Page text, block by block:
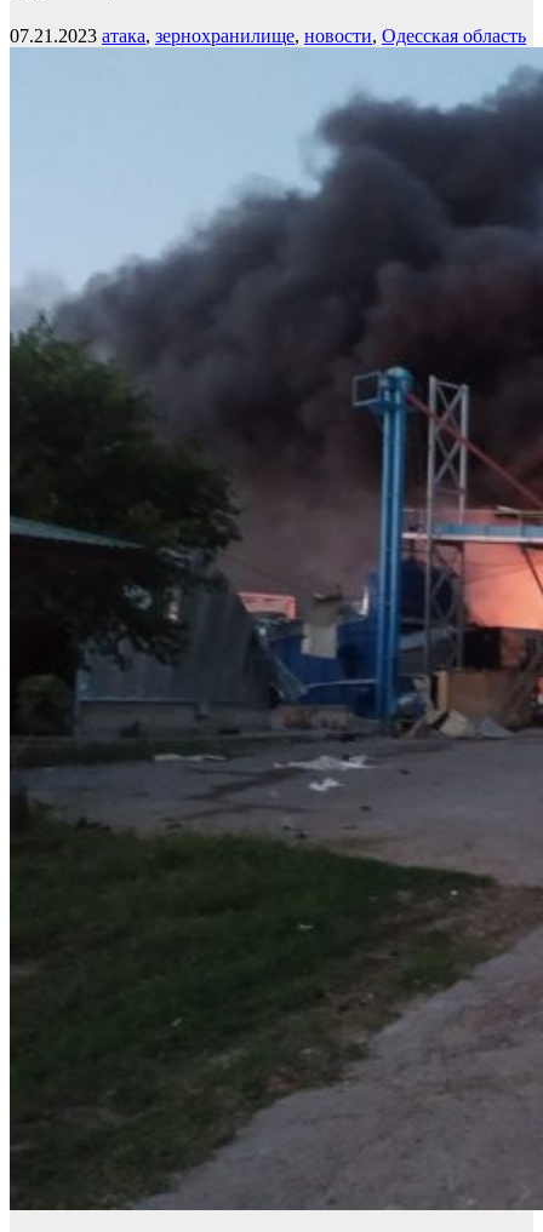
07.21.2023 атака, зернохранилище, новости, Одесская область